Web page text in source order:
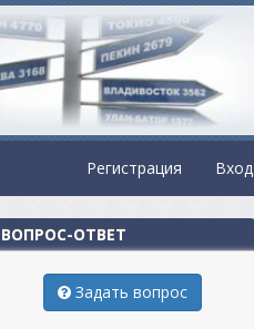
Регистрация Вход
ВОПРОС-ОТВЕТ
Задать вопрос